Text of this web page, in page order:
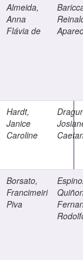
Almeida,
Anna
Flávia de
Hardt,
Janice
Caroline
Borsato,
Francimeiri
Piva